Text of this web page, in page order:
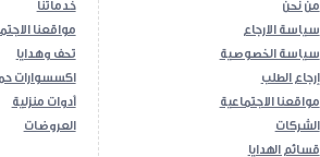
خدماتنا
مواقعنا
تحف وهدايا
اكسسوارات
أدوات منزلية
العروضات
من نحن
سياسة الارجاع
سياسة الخصوصية
إرجاع الطلب
مواقعنا الاجتماعية
الشركات
قسائم الهدايا